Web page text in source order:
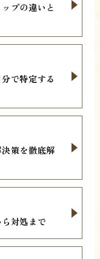
プの違いと
で特定する
策を徹底解
対処まで